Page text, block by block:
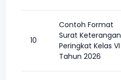
10
Contoh Format
Surat Keterangan
Peringkat Kelas VI
Tahun 2026